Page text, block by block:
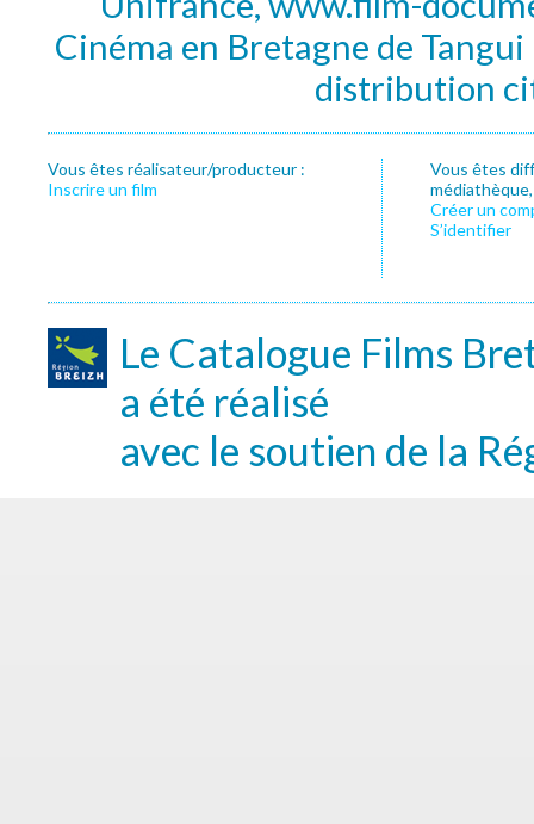
Cinéma en Bretagne de
distribution
Vous êtes réalisateur/producteur :
Inscrire un film
Vous êtes
Créer un
S’identifier
Le Catalogue Films
a été réalisé
avec le soutien de la